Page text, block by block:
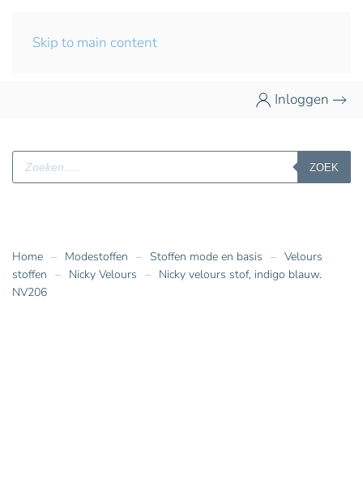
Skip to main content
Inloggen
Producten
zoeken
ZOEK
Home Modestoffen Stoffen mode en basis
Velours
stoffen
Nicky Velours
Nicky velours stof, indigo blauw.
NV206